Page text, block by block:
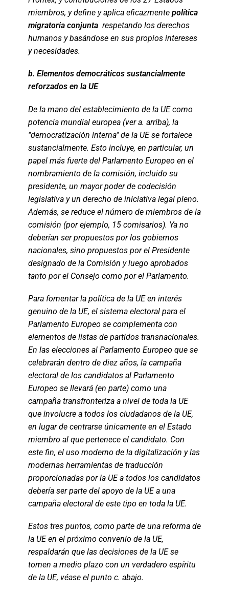
miembros, y define y aplica eficazmente política
migratoria conjunta respetando los derechos
humanos y basándose en sus propios intereses
y necesidades.
b. Elementos democráticos sustancialmente
reforzados en la UE
De la mano del establecimiento de la UE como
potencia mundial europea (ver a. arriba), la
"democratización interna" de la UE se fortalece
sustancialmente. Esto incluye, en particular, un
papel más fuerte del Parlamento Europeo en el
nombramiento de la comisión, incluido su
presidente, un mayor poder de codecisión
legislativa y un derecho de iniciativa legal pleno.
Además, se reduce el número de miembros de la
comisión (por ejemplo, 15 comisarios). Ya no
deberían ser propuestos por los gobiernos
nacionales, sino propuestos por el Presidente
designado de la Comisión y luego aprobados
tanto por el Consejo como por el Parlamento.
Para fomentar la política de la UE en interés
genuino de la UE, el sistema electoral para el
Parlamento Europeo se complementa con
elementos de listas de partidos transnacionales.
En las elecciones al Parlamento Europeo que se
celebrarán dentro de diez años, la campaña
electoral de los candidatos al Parlamento
Europeo se llevará (en parte) como una
campaña transfronteriza a nivel de toda la UE
que involucre a todos los ciudadanos de la UE,
en lugar de centrarse únicamente en el Estado
miembro al que pertenece el candidato. Con
este fin, el uso moderno de la digitalización y las
modernas herramientas de traducción
proporcionadas por la UE a todos los candidatos
debería ser parte del apoyo de la UE a una
campaña electoral de este tipo en toda la UE.
Estos tres puntos, como parte de una reforma de
la UE en el próximo convenio de la UE,
respaldarán que las decisiones de la UE se
tomen a medio plazo con un verdadero espíritu
de la UE, véase el punto c. abajo.